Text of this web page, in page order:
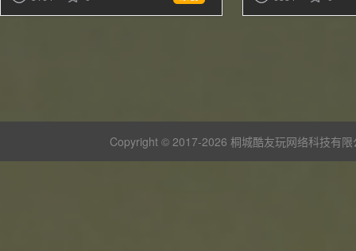
Copyright © 2017-2026 桐城酷友玩网络科技有